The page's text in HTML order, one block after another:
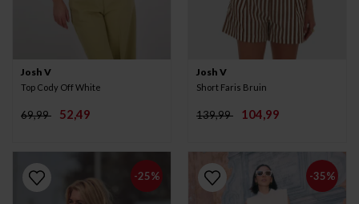
Josh V
Top Cody Off White
69,99 52,49
Josh V
Short Faris Bruin
139,99 104,99
-25% -35%